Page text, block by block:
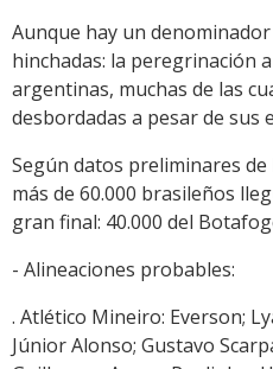
Aunque hay un
hinchadas: la peregrinación
argentinas, muchas de las
desbordadas a pesar de sus
Según datos preliminares
más de 60.000 brasileños
gran final: 40.000 del
- Alineaciones probables:
. Atlético Mineiro: Everson;
Júnior Alonso; Gustavo